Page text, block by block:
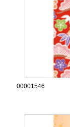
00001546